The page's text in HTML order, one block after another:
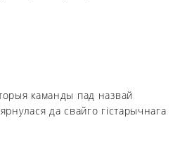
каманды пад назвай
да свайго гістарычнага